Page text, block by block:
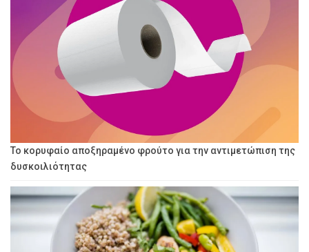
Το κορυφαίο αποξηραμένο φρούτο για την αντιμετώπιση της
δυσκοιλιότητας